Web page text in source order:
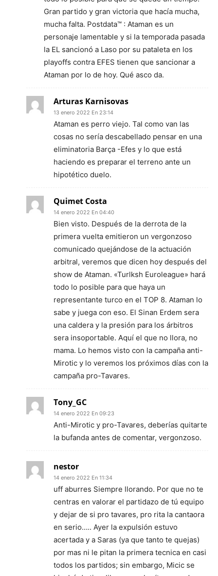
Gran partido y gran victoria que hacía mucha,
mucha falta. Postdata™ : Ataman es un
personaje lamentable y si la temporada pasada
la EL sancionó a Laso por su pataleta en los
playoffs contra EFES tienen que sancionar a
Ataman por lo de hoy. Qué asco da.
Arturas Karnisovas
13 enero 2022 En 23:14
Ataman es perro viejo. Tal como van las
cosas no sería descabellado pensar en una
eliminatoria Barça -Efes y lo que está
haciendo es preparar el terreno ante un
hipotético duelo.
Quimet Costa
14 enero 2022 En 04:40
Bien visto. Después de la derrota de la
primera vuelta emitieron un vergonzoso
comunicado quejándose de la actuación
arbitral, veremos que dicen hoy después del
show de Ataman. «Turlksh Euroleague» hará
todo lo posible para que haya un
representante turco en el TOP 8. Ataman lo
sabe y juega con eso. El Sinan Erdem sera
una caldera y la presión para los árbitros
sera insoportable. Aquí el que no llora, no
mama. Lo hemos visto con la campaña anti-
Mirotic y lo veremos los próximos días con la
campaña pro-Tavares.
Tony_GC
14 enero 2022 En 09:23
Anti-Mirotic y pro-Tavares, deberías quitarte
la bufanda antes de comentar, vergonzoso.
nestor
14 enero 2022 En 11:34
uff aburres Siempre llorando. Por que no te
centras en valorar el partidazo de tú equipo
y dejar de si pro tavares, pro rita la cantaora
en serio….. Ayer la expulsión estuvo
acertada y a Saras (ya que tanto te quejas)
por mas ni le pitan la primera tecnica en casi
todos los partidos; sin embargo, Micic se